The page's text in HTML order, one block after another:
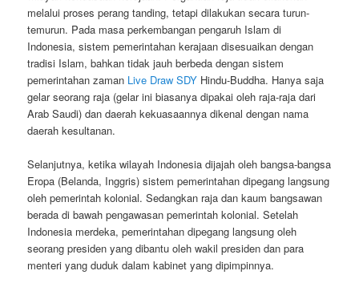
melalui proses perang tanding, tetapi dilakukan secara turun-
temurun. Pada masa perkembangan pengaruh Islam di
Indonesia, sistem pemerintahan kerajaan disesuaikan dengan
tradisi Islam, bahkan tidak jauh berbeda dengan sistem
pemerintahan zaman Live Draw SDY Hindu-Buddha. Hanya saja
gelar seorang raja (gelar ini biasanya dipakai oleh raja-raja dari
Arab Saudi) dan daerah kekuasaannya dikenal dengan nama
daerah kesultanan.
Selanjutnya, ketika wilayah Indonesia dijajah oleh bangsa-bangsa
Eropa (Belanda, Inggris) sistem pemerintahan dipegang langsung
oleh pemerintah kolonial. Sedangkan raja dan kaum bangsawan
berada di bawah pengawasan pemerintah kolonial. Setelah
Indonesia merdeka, pemerintahan dipegang langsung oleh
seorang presiden yang dibantu oleh wakil presiden dan para
menteri yang duduk dalam kabinet yang dipimpinnya.